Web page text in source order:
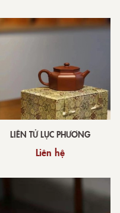
LIÊN TỬ LỤC PHƯƠNG
Liên hệ